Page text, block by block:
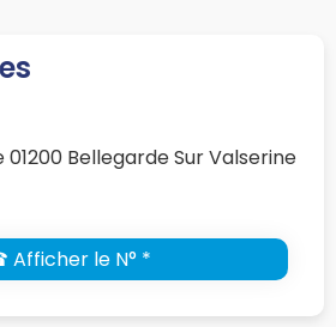
01200 Bellegarde Sur Valserine
le N° *